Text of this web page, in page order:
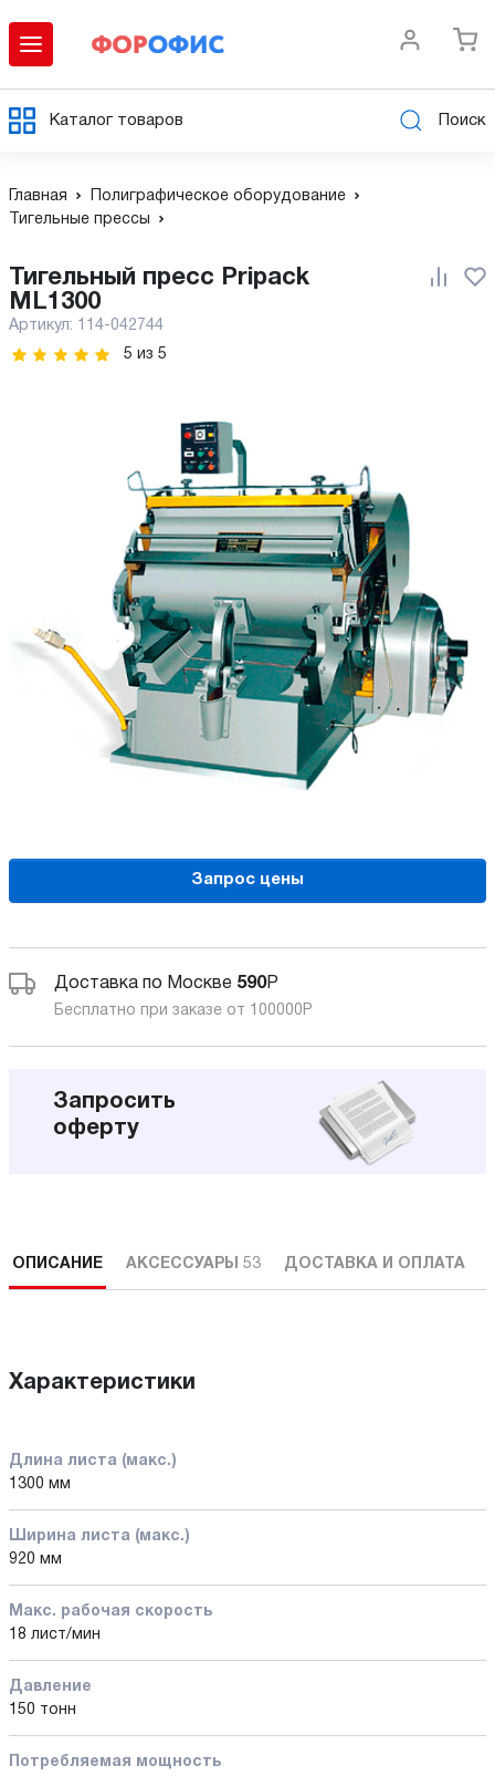
Каталог товаров Поиск
Главная
Полиграфическое оборудование
Тигельные прессы
ML1300
Артикул: 114-042744
5 из 5
Запрос цены
Доставка по Москве 590Р
Бесплатно при заказе от 100000 Р
Запросить
оферту
ОПИСАНИЕ АКСЕССУАРЫ 53 ДОСТАВКА И ОПЛАТА
Характеристики
Длина листа (макс.)
1300 мм
Ширина листа (макс.)
920 мм
Макс. рабочая скорость
18 лист/мин
Давление
150 тонн
Потребляемая мощность